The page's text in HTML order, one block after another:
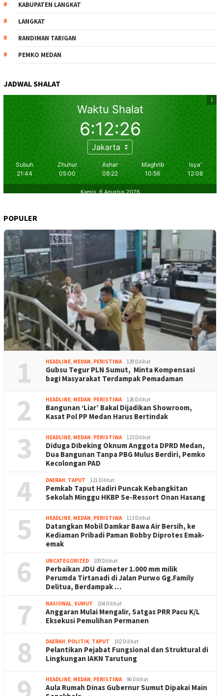
KABUPATEN LANGKAT
LANGKAT
RANDIMAN TARIGAN
PEMKO MEDAN
JADWAL SHALAT
POPULER
1 HEADLINE, MEDAN, PERISTIWA 129 Dilihat
Gubsu Tegur PLN Sumut, Minta Kompensasi
bagi Masyarakat Terdampak Pemadaman
2 HEADLINE, MEDAN, PERISTIWA 126 Dilihat
Bangunan ‘Liar’ Bakal Dijadikan Showroom,
Kasat Pol PP Medan Harus Bertindak
3 HEADLINE, MEDAN, PERISTIWA 123 Dilihat
Diduga Dibeking Oknum Anggota DPRD Medan,
Dua Bangunan Tanpa PBG Mulus Berdiri, Pemko
Kecolongan PAD
4 DAERAH, TAPUT 121 Dilihat
Pemkab Taput Hadiri Puncak Kebangkitan
Sekolah Minggu HKBP Se-Ressort Onan Hasang
5 HEADLINE, MEDAN, PERISTIWA 113 Dilihat
Datangkan Mobil Damkar Bawa Air Bersih, ke
Kediaman Pribadi Paman Bobby Diprotes Emak-
emak
6 UNCATEGORIZED 109 Dilihat
Perbaikan JDU diameter 1.000 mm milik
Perumda Tirtanadi di Jalan Purwo Gg.Family
Delitua, Berdampak …
7 NASIONAL, SUMUT 104 Dilihat
Anggaran Mulai Mengalir, Satgas PRR Pacu K/L
Eksekusi Pemulihan Permanen
8 DAERAH, POLITIK, TAPUT 102 Dilihat
Pelantikan Pejabat Fungsional dan Struktural di
Lingkungan IAKN Tarutung
HEADLINE, MEDAN, PERISTIWA 96 Dilihat
Aula Rumah Dinas Gubernur Sumut Dipakai Main